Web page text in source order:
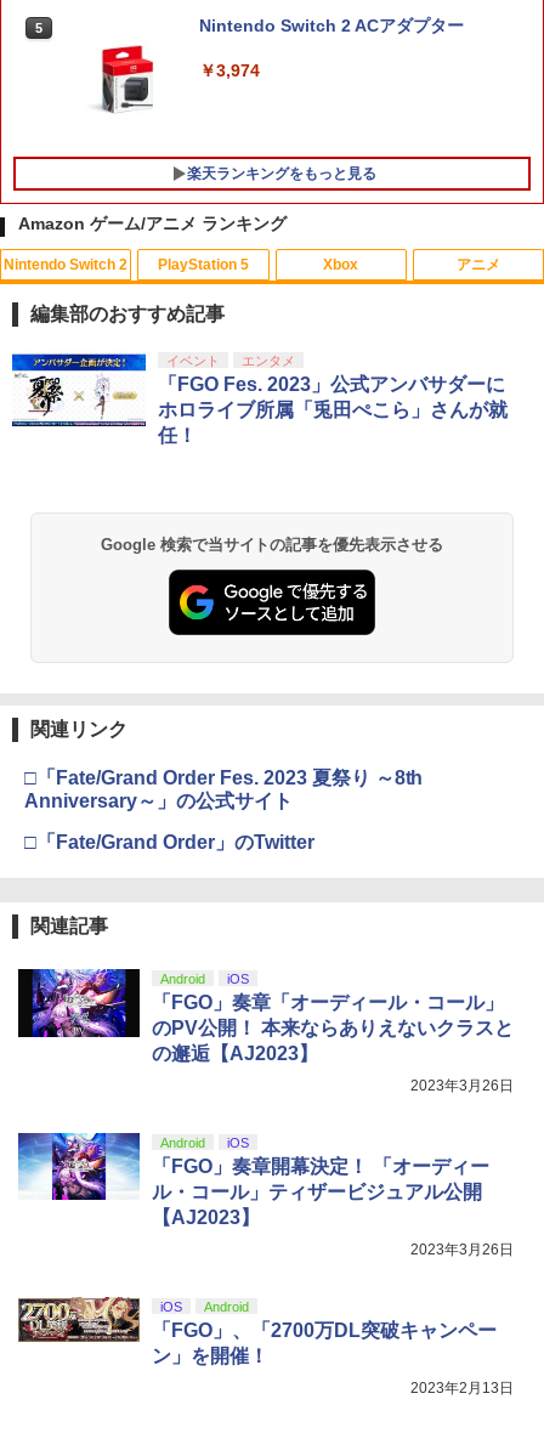
5 Nintendo Switch 2 ACアダプター
￥3,974
楽天ランキングをもっと見る
1
CYBER ・ コントローラー充電ケーブル
Type-C to C （ PS5 用） 3m
￥2,783
【中古】 オクトパストラベラー0／PS5
￥3,872
4
70年代風ロボットアニメ ゲッP-X PS5
版
5
将棋が強くなる！ 銀星将棋DX2 [ELJM-
30494 PS5 ギンセイショウギ DX 2]
￥4,480
1 【中古】ゲーム&ワリオ
￥1,288
￥1,503
Switch2 ケース スイッチ2 Nintendo 対
応 スイッチ スイッチツー 名入れ かわい
4
【中古品】 Nintendo SUPER Famicom
[Switch 2] ぽこ あ ポケモン エキスパン
ションパス（ダウンロード版）※3,200
1
【中古】 ウォーキング with ダイナソー
[レンタル落ち] [Blu-ray] [ブルーレイ]
￥3,723
Vivy -Fluorite Eye’s Song- 4 完全生産
4
【送料無料】劇場版「鬼滅の刃」無限城
y】/アニメーション[Blu-ray]【返品種別
5
Vivy -Fluorite Eye’s Song- 6【完全生産
限定版】【Blu-ray】 [ 種崎敦美 ]
￥6,160
Amazon ゲーム/アニメ ランキング
Nintendo Switch 2
1
スプラトゥーン レイダース|オンライン
コード版
スプラトゥーン レイダース -Switch2
5
ニンテンドープリペイド番号 5000円|オ
ンラインコード版
PlayStation 5
1
PlayStation 5 デジタル・エディション
日本語専用 Console Language: Japan
ese only (CFI-2200B01)
Beast of Reincarnation -PS5 【特典】
プロダクトコード 封入
￥7,286
￥11,980
5
【純正品】DualSense ワイヤレスコン
トローラー(CFI-ZCT2J)
Xbox
1
【純正品】Xbox ワイヤレス コントロー
ラー + USB-C® ケーブル
【純正品】Xbox ワイヤレス コントロー
ラー (ロボット ホワイト)
￥7,681
【純正品】Xbox ワイヤレス コントロー
B-C ケーブル
5
【国内正規品】Thrustmaster スラスト
マスター TH8S シフター - PC、PS4、P
S5、PS5 Pro、Xbox One、Xbox Serie
s X|S 対応の高精度 H パターン シフター
アニメ
1
劇場版「鬼滅の刃」無限城編 第一章 猗
窩座再来 通常版 [Blu-ray]
劇場版「鬼滅の刃」無限城編 第一章 猗
窩座再来 通常版 [DVD]
￥3,523
(オリジナル特典:オリジナル巾着＋メー
カー特典:【坤と離】二振りの剣、十翼よ
り来たる！スタジオ描き下ろしイラスト
窩座再来 完全生産限定版 [Blu-ray]
￥8,698
5
ルアイドルクラブ Bloom Garden Part
y』Blu-ray（特装限定版）
￥8,589
編集部のおすすめ記事
イベント エンタメ
「FGO Fes. 2023」公式アンバサダーに
ホロライブ所属「兎田ぺこら」さんが就
任！
Google 検索で当サイトの記事を優先表示させる
関連リンク
□「Fate/Grand Order Fes. 2023 夏祭り ～8th
Anniversary～」の公式サイト
□「Fate/Grand Order」のTwitter
関連記事
Android iOS
「FGO」奏章「オーディール・コール」
のPV公開！ 本来ならありえないクラスと
の邂逅【AJ2023】
2023年3月26日
Android iOS
「FGO」奏章開幕決定！ 「オーディー
ル・コール」ティザービジュアル公開
【AJ2023】
2023年3月26日
iOS Android
「FGO」、「2700万DL突破キャンペー
ン」を開催！
2023年2月13日